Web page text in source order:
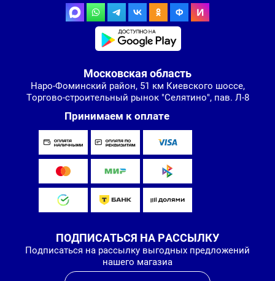
Московская область
Наро-Фоминский район, 51 км Киевского шоссе,
Торгово-строительный рынок "Селятино", пав. Л-8
Принимаем к оплате
ПОДПИСАТЬСЯ НА РАССЫЛКУ
Подписаться на рассылку выгодных предложений
нашего магазиа